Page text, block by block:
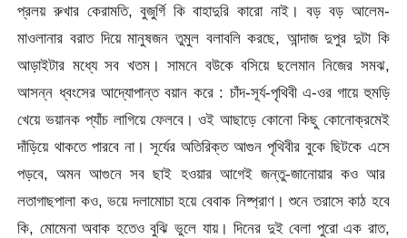
প্রলয় রুখার কেরামতি, বুজুর্গি কি বাহাদুরি কারো নাই। বড় বড় আলেম-
মাওলানার বরাত দিয়ে মানুষজন তুমুল বলাবলি করছে, আন্দাজ দুপুর দুটা কি
আড়াইটার মধ্যে সব খতম। সামনে বউকে বসিয়ে ছলেমান নিজের সমঝ,
আসন্ন ধ্বংসের আদ্যোপান্ত বয়ান করে : চাঁদ-সূর্য-পৃথিবী এ-ওর গায়ে হুমড়ি
খেয়ে ভয়ানক প্যাঁচ লাগিয়ে ফেলবে। ওই আছাড়ে কোনো কিছু কোনোক্রমেই
দাঁড়িয়ে থাকতে পারবে না। সূর্যের অতিরিক্ত আগুন পৃথিবীর বুকে ছিটকে এসে
পড়বে, অমন আগুনে সব ছাই হওয়ার আগেই জন্তু-জানোয়ার কও আর
লতাগাছপালা কও, ভয়ে দলামোচা হয়ে বেবাক নিষ্প্রাণ। শুনে তরাসে কাঠ হবে
কি, মোমেনা অবাক হতেও বুঝি ভুলে যায়। দিনের দুই বেলা পুরো এক রাত,